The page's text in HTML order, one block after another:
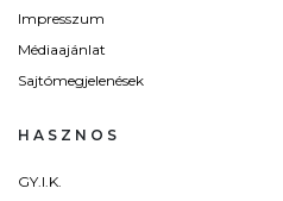
Impresszum
Médiaajánlat
Sajtómegjelenések
HASZNOS
GY.I.K.